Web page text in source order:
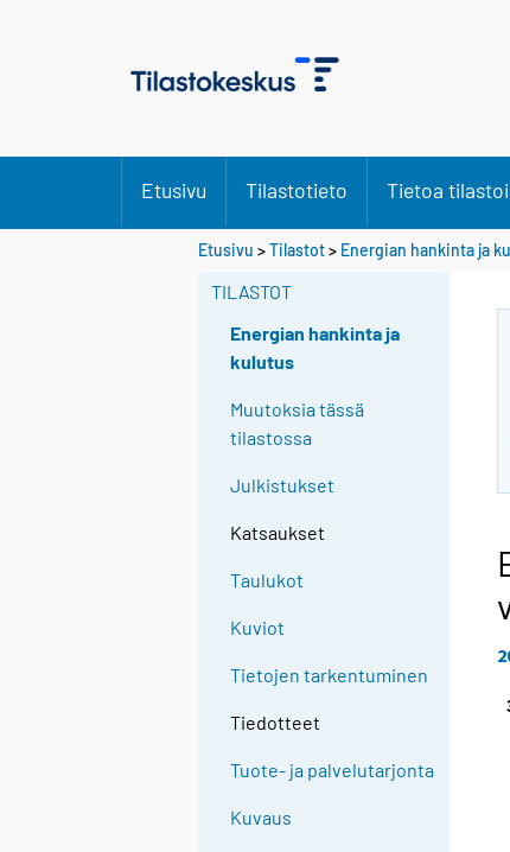
Etusivu Tilastotieto Tietoa
Etusivu >Tilastot> Energian hankinta ja
TILASTOT
Energian hankinta ja
kulutus
Muutoksia tässä
tilastossa
Julkistukset
Katsaukset
Taulukot
Kuviot
Tietojen tarkentuminen
Tiedotteet
Tuote- ja palvelutarjonta
Kuvaus